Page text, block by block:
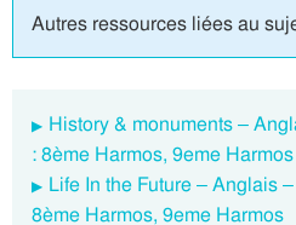
Autres ressources liées au
History & monuments –
: 8ème Harmos, 9eme Harmos
Life In the Future – Anglais
8ème Harmos, 9eme Harmos